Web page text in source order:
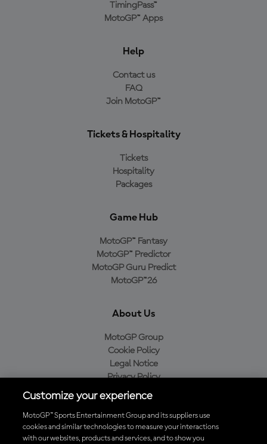
TimingPass™
MotoGP™ Apps
Help
Contact us
FAQ
Join MotoGP™
Tickets & Hospitality
Tickets
Hospitality
Packages
Game Hub
MotoGP™ Fantasy
MotoGP™ Predictor
MotoGP Guru Predict
MotoGP™26
About Us
MotoGP Group
Cookie Policy
Legal Notice
Privacy Policy
Purchase Policy
Baixe o aplicativo oficial da MotoGP™
Customize your experience
MotoGP™ Sports Entertainment Group and its suppliers use
cookies and similar technologies to measure your interactions
with our websites, products and services, and to show you